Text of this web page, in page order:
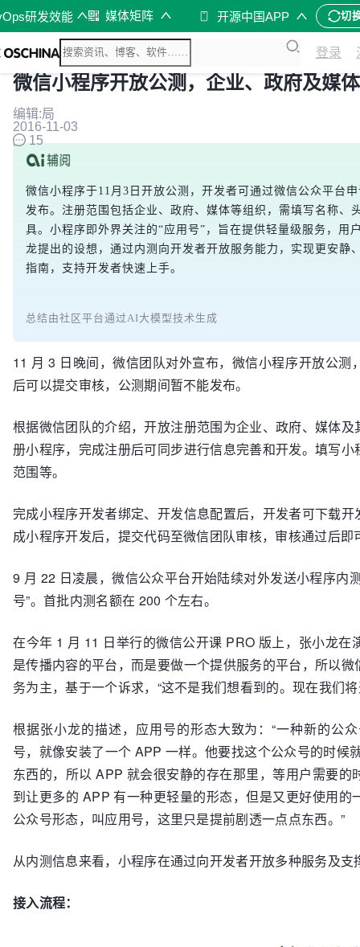
研发效能 媒体矩阵 开源中国APP 切
登录
微信小程序开放公测，企业、政府及媒
编辑:局
2016-11-03
15
微信小程序于11月3日开放公测，开发者可通过微信公众平台
发布。注册范围包括企业、政府、媒体等组织，需填写名称、
具。小程序即外界关注的“应用号”，旨在提供轻量级服务，用
龙提出的设想，通过内测向开发者开放服务能力，实现更安静
指南，支持开发者快速上手。
总结由社区平台通过AI大模型技术生成
11 月 3 日晚间，微信团队对外宣布，微信小程序开放公
后可以提交审核，公测期间暂不能发布。
根据微信团队的介绍，开放注册范围为企业、政府、媒体
册小程序，完成注册后可同步进行信息完善和开发。填写
范围等。
完成小程序开发者绑定、开发信息配置后，开发者可下载
成小程序开发后，提交代码至微信团队审核，审核通过后
9 月 22 日凌晨，微信公众平台开始陆续对外发送小程序内
号”。首批内测名额在 200 个左右。
在今年 1 月 11 日举行的微信公开课 PRO 版上，张小龙
是传播内容的平台，而是要做一个提供服务的平台，所以
务为主，基于一个诉求，“这不是我们想看到的。现在我们
根据张小龙的描述，应用号的形态大致为：“一种新的公
号，就像安装了一个 APP 一样。他要找这个公众号的时候
东西的，所以 APP 就会很安静的存在那里，等用户需要
到让更多的 APP 有一种更轻量的形态，但是又更好使用
公众号形态，叫应用号，这里只是提前剧透一点点东西。”
从内测信息来看，小程序在通过向开发者开放多种服务及
接入流程：